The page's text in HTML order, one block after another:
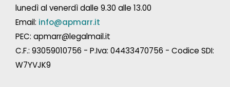
lunedì al venerdì dalle 9.30 alle 13.00
Email: info@apmarr.it
PEC: apmarr@legalmail.it
C.F.: 93059010756 - P.Iva: 04433470756 - Codice SDI:
W7YVJK9